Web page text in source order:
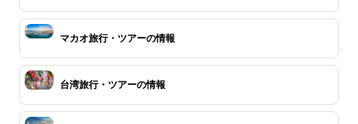
マカオ旅行・ツアーの情報
台湾旅行・ツアーの情報